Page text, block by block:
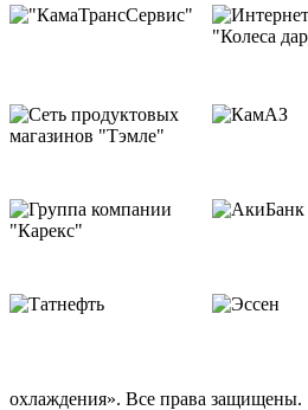
охлаждения». Все права защищены.